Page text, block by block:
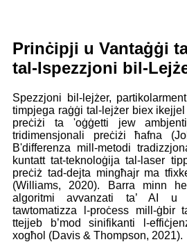
Prinċipji u Vantaġġi
tal-Ispezzjoni bil-
Spezzjoni bil-lejżer,
timpjega raġġi tal-lejżer biex
preċiżi ta 'oġġetti jew
tridimensjonali preċiżi ħafna
B'differenza mill-metodi
kuntatt tat-teknoloġija tal-laser
preċiż tad-dejta mingħajr ma
(Williams, 2020). Barra minn
algoritmi avvanzati ta’ AI u
tawtomatizza l-proċess mill-ġbir
ttejjeb b’mod sinifikanti l-
xogħol (Davis & Thompson, 2021).